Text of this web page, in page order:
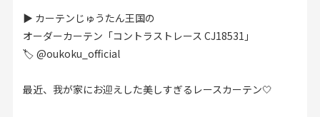
▶︎ カーテンじゅうたん王国の
オーダーカーテン「コントラストレース CJ18531」
🏷️ @oukoku_official
最近、我が家にお迎えした美しすぎるレースカーテン🤍